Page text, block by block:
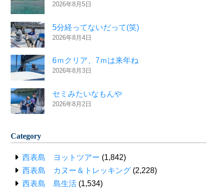
2026年8月5日
5分経ってないだって(笑)
2026年8月4日
6ｍクリア、7ｍは来年ね
2026年8月3日
セミみたいなもんや
2026年8月2日
Category
西表島 ヨットツアー (1,842)
西表島 カヌー＆トレッキング (2,228)
西表島 島生活 (1,534)